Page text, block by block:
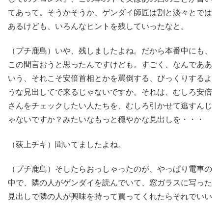
てあって。そうかそうか、ゲンダイ師匠は割と淡々とでは
あるけども、いろんなヒントを残していったなと。
（プチ鹿島）いや、残しましたよね。だから本番中にも、
この間言おうと思ったんですけども。すごく、なんでああ
いう、それこそ安倍首相とかを罵倒する、びっくりするよ
うな見出してで来るじゃないですか。それは、むしろ安倍
さんをチェックしたい人たちを、むしろ引かせて逃すんじ
ゃないですか？みたいなもっと穏やかな見出しを・・・
（荻上チキ）聞いてましたよね。
（プチ鹿島）そしたらおっしゃったのが、やっぱり電車の
中で、隣の人がゲンダイを読んでいて、窓ガラスに写った
見出しで隣の人が興味を持って買ってくれたらそれでいい